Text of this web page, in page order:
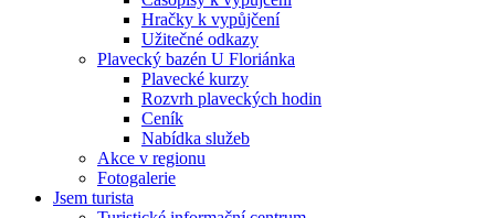
Hračky k vypůjčení
Užitečné odkazy
Plavecký bazén U Floriánka
Plavecké kurzy
Rozvrh plaveckých hodin
Ceník
Nabídka služeb
Akce v regionu
Fotogalerie
Jsem turista